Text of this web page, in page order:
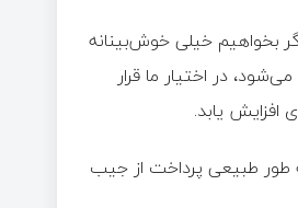
بخواهیم خیلی خوش‌بینانه
در اختیار ما قرار
یابد.
طور طبیعی پرداخت از جیب